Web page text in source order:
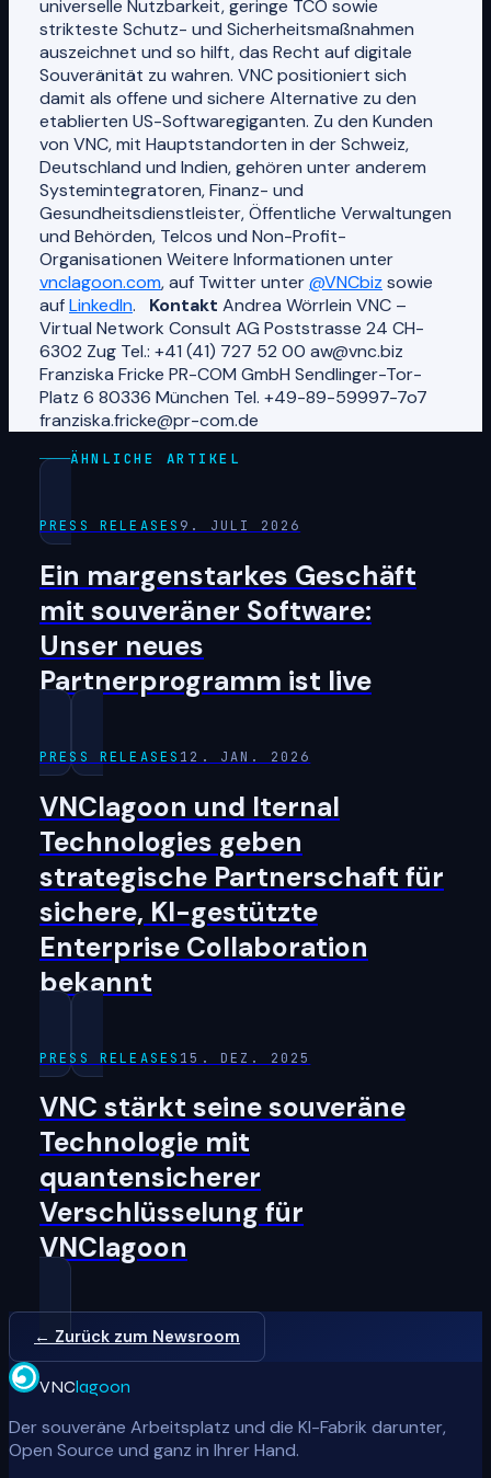
universelle Nutzbarkeit, geringe TCO sowie
strikteste Schutz- und Sicherheitsmaßnahmen
auszeichnet und so hilft, das Recht auf digitale
Souveränität zu wahren. VNC positioniert sich
damit als offene und sichere Alternative zu den
etablierten US-Softwaregiganten. Zu den Kunden
von VNC, mit Hauptstandorten in der Schweiz,
Deutschland und Indien, gehören unter anderem
Systemintegratoren, Finanz- und
Gesundheitsdienstleister, Öffentliche Verwaltungen
und Behörden, Telcos und Non-Profit-
Organisationen Weitere Informationen unter
vnclagoon.com, auf Twitter unter@VNCbiz sowie
aufLinkedIn. Kontakt Andrea Wörrlein VNC –
Virtual Network Consult AG Poststrasse 24 CH-
6302 Zug Tel.: +41 (41) 727 52 00 aw@vnc.biz
Franziska Fricke PR-COM GmbH Sendlinger-Tor-
Platz 6 80336 München Tel. +49-89-59997-7o7
franziska.fricke@pr-com.de
ÄHNLICHE ARTIKEL
PRESS RELEASES 9. JULI 2026
Ein margenstarkes Geschäft
mit souveräner Software:
Unser neues
Partnerprogramm ist live
PRESS RELEASES 12. JAN. 2026
VNClagoon und Iternal
Technologies geben
strategische Partnerschaft für
sichere, KI-gestützte
Enterprise Collaboration
bekannt
PRESS RELEASES 15. DEZ. 2025
VNC stärkt seine souveräne
Technologie mit
quantensicherer
Verschlüsselung für
VNClagoon
← Zurück zum Newsroom
VNClagoon
Der souveräne Arbeitsplatz und die KI-Fabrik darunter,
Open Source und ganz in Ihrer Hand.